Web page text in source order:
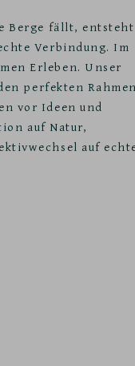
Berge fällt, entsteht
Verbindung. Im
Erleben. Unser
perfekten Rahmen
vor Ideen und
auf Natur,
auf